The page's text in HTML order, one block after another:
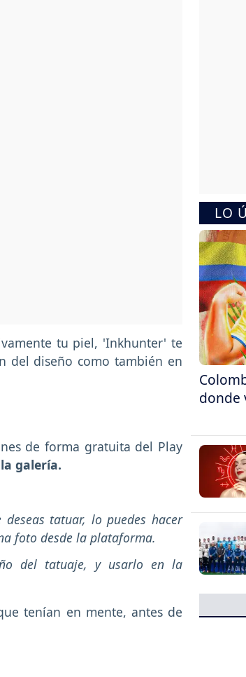
tu piel, 'Inkhunter' te
del diseño como también en
de forma gratuita del Play
galería.
tatuar, lo puedes hacer
foto desde la plataforma.
del tatuaje, y usarlo en la
LO
donde